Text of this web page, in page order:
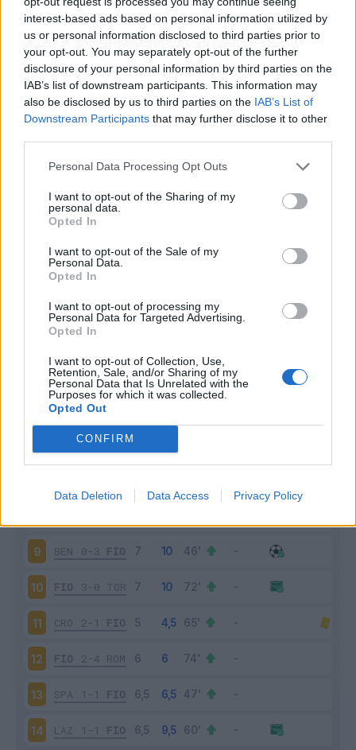
interest-based ads based on personal information utilized by
us or personal information disclosed to third parties prior to
your opt-out. You may separately opt-out of the further
disclosure of your personal information by third parties on the
IAB’s list of downstream participants. This information may
also be disclosed by us to third parties on the IAB’s List of
Downstream Participants that may further disclose it to other
Personal Data Processing Opt Outs
I want to opt-out of the Sharing of my
personal data.
Opted In
I want to opt-out of the Sale of my
Personal Data.
Opted In
I want to opt-out of processing my
Personal Data for Targeted Advertising.
Opted In
I want to opt-out of Collection, Use,
Retention, Sale, and/or Sharing of my
Personal Data that Is Unrelated with the
Purposes for which it was collected.
Opted Out
CONFIRM
Data Deletion Data Access Privacy Policy
Infortunato 0 - 0%
Inutilizzato 9 - 23
stagionale
INT 3-0 FIO
1-2 SAM
VER 0-5
FIO 2-1 BOL
JUV 1-0
1-1 ATA
9 BEN 0-3 FIO
10 FIO 3-0 TOR
11 CRO 2-1 FIO
12 FIO 2-4 ROM
13 SPA 1-1 FIO
14 LAZ 1-1 FIO